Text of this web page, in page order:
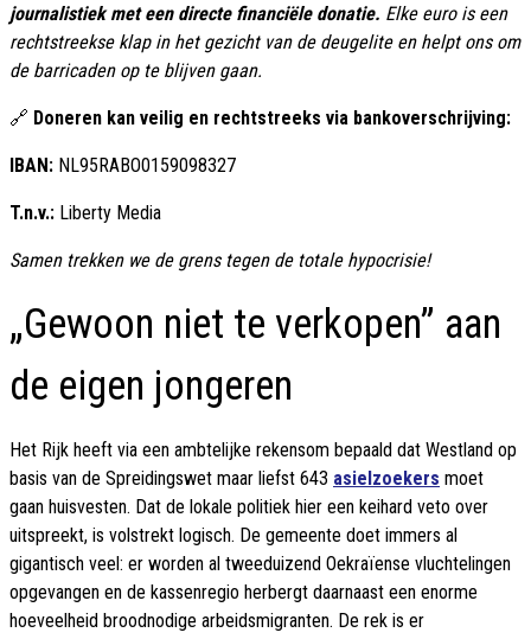
journalistiek met een directe financiële donatie. Elke euro is een
rechtstreekse klap in het gezicht van de deugelite en helpt ons om
de barricaden op te blijven gaan.
🔗 Doneren kan veilig en rechtstreeks via bankoverschrijving:
IBAN: NL95RABO0159098327
T.n.v.: Liberty Media
Samen trekken we de grens tegen de totale hypocrisie!
„Gewoon niet te verkopen” aan
de eigen jongeren
Het Rijk heeft via een ambtelijke rekensom bepaald dat Westland op
basis van de Spreidingswet maar liefst 643 asielzoekers moet
gaan huisvesten. Dat de lokale politiek hier een keihard veto over
uitspreekt, is volstrekt logisch. De gemeente doet immers al
gigantisch veel: er worden al tweeduizend Oekraïense vluchtelingen
opgevangen en de kassenregio herbergt daarnaast een enorme
hoeveelheid broodnodige arbeidsmigranten. De rek is er